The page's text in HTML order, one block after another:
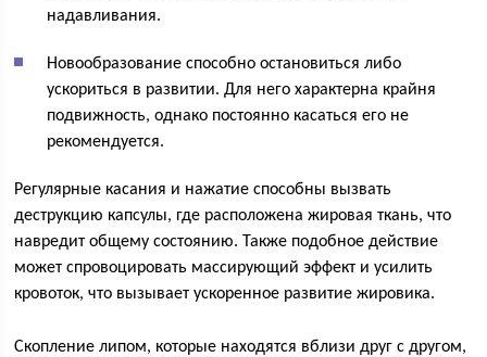
надавливания.
Новообразование способно остановиться либо
ускориться в развитии. Для него характерна крайня
подвижность, однако постоянно касаться его не
рекомендуется.
Регулярные касания и нажатие способны вызвать
деструкцию капсулы, где расположена жировая ткань, что
навредит общему состоянию. Также подобное действие
может спровоцировать массирующий эффект и усилить
кровоток, что вызывает ускоренное развитие жировика.
Скопление липом, которые находятся вблизи друг с другом,